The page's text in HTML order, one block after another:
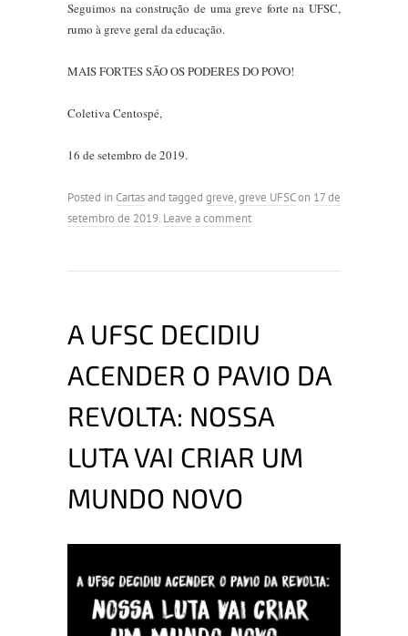
Seguimos na construção de uma greve forte na UFSC,
rumo à greve geral da educação.
MAIS FORTES SÃO OS PODERES DO POVO!
Coletiva Centospé,
16 de setembro de 2019.
Posted inCartasand tagged greve,greve UFSCon 17 de
setembro de 2019. Leave a comment
A UFSC DECIDIU
ACENDER O PAVIO DA
REVOLTA: NOSSA
LUTA VAI CRIAR UM
MUNDO NOVO